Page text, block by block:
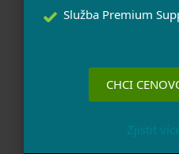
Služba Premium
CHCI
Zjistit